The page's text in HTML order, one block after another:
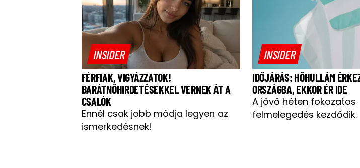
INSIDER
FÉRFIAK, VIGYÁZZATOK!
BARÁTNŐHIRDETÉSEKKEL VERNEK ÁT A
CSALÓK
Ennél csak jobb módja legyen az
ismerkedésnek!
INSIDER
IDŐJÁRÁS: HŐHULLÁM
ORSZÁGBA, EKKOR ÉR IDE
A jövő héten fokozatos
felmelegedés kezdődik.